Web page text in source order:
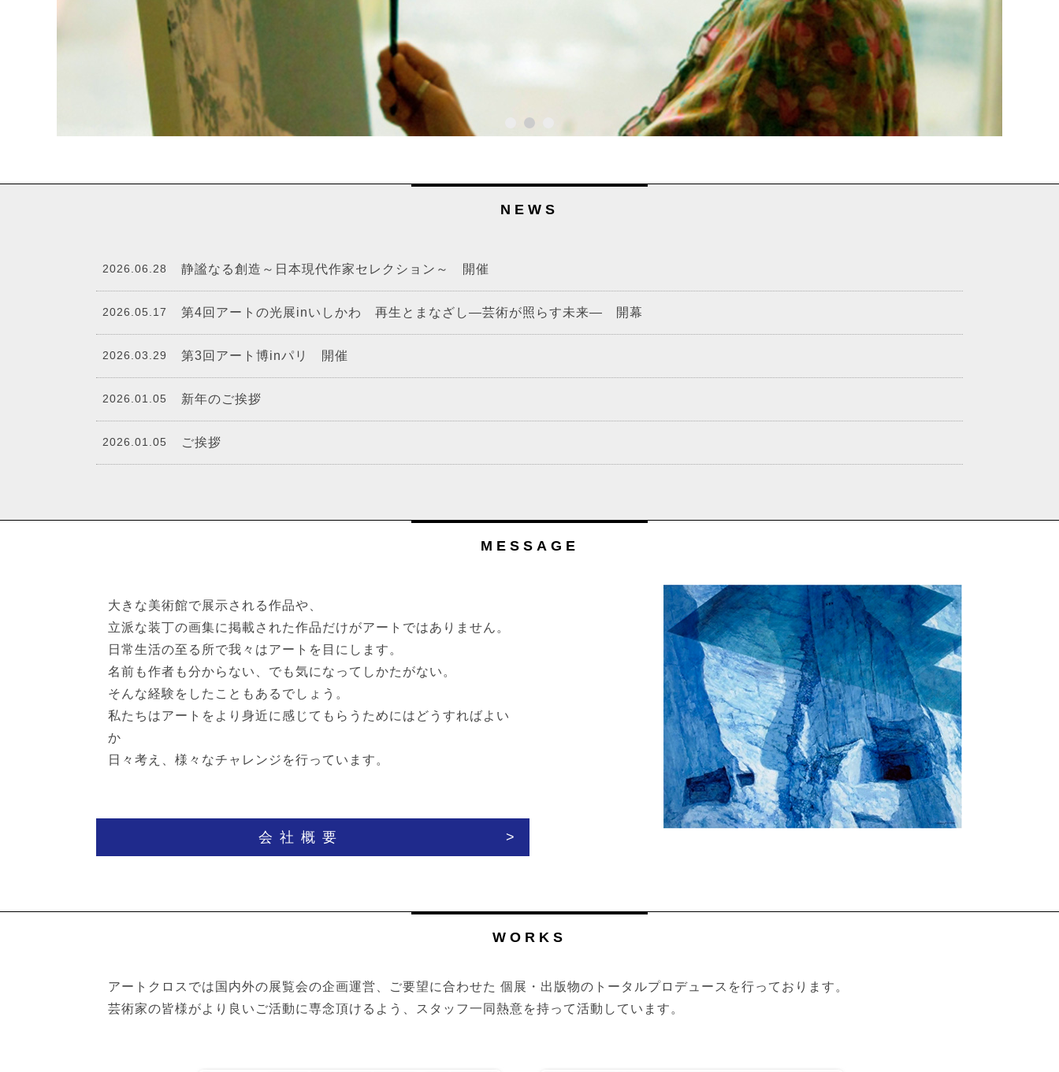
NEWS
2026.06.28 静謐なる創造～日本現代作家セレクション～ 開催
2026.05.17 第4回アートの光展inいしかわ 再生とまなざし―芸術が照らす未来― 開幕
2026.03.29 第3回アート博inパリ 開催
2026.01.05 新年のご挨拶
2026.01.05 ご挨拶
MESSAGE
大きな美術館で展示される作品や、
立派な装丁の画集に掲載された作品だけがアートではありません。
日常生活の至る所で我々はアートを目にします。
名前も作者も分からない、でも気になってしかたがない。
そんな経験をしたこともあるでしょう。
私たちはアートをより身近に感じてもらうためにはどうすればよい
か
日々考え、様々なチャレンジを行っています。
会社概要
WORKS
アートクロスでは国内外の展覧会の企画運営、ご要望に合わせた 個展・出版物のトータルプロデュースを行っております。
芸術家の皆様がより良いご活動に専念頂けるよう、スタッフ一同熱意を持って活動しています。